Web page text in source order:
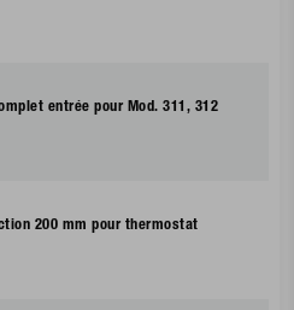
entrée pour Mod. 311, 312
200 mm pour thermostat